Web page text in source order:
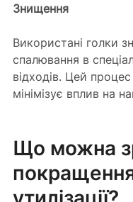
Знищення
Використані голки
спалювання в
відходів. Цей
мінімізує вплив на
Що можна